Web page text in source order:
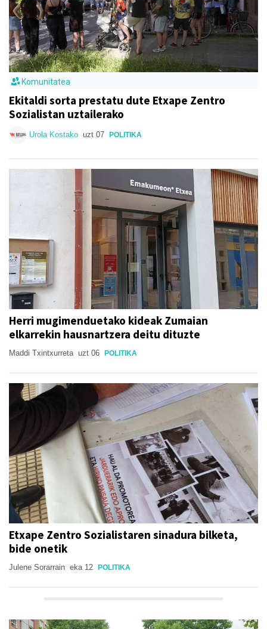
Komunitatea
Ekitaldi sorta prestatu dute Etxape Zentro
Sozialistan uztailerako
Urola Kostako uzt 07 POLITIKA
Herri mugimenduetako kideak Zumaian
elkarrekin hausnartzera deitu dituzte
Maddi Txintxurreta uzt 06 POLITIKA
Etxape Zentro Sozialistaren sinadura bilketa,
bide onetik
Julene Sorarrain eka 12 POLITIKA